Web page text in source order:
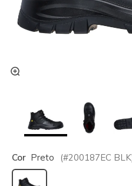
Cor Preto (#200187EC BLK